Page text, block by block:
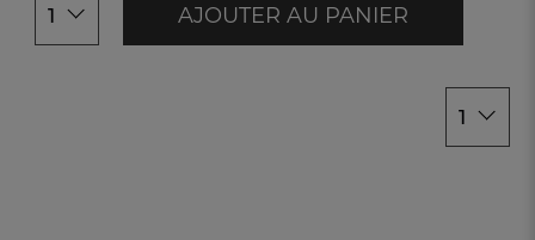
1 AJOUTER AU PANIER
1